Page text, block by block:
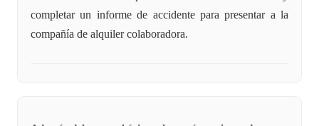
completar un informe de accidente para presentar a la
compañía de alquiler colaboradora.